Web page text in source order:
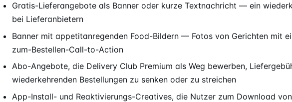
Gratis-Lieferangebote als Banner oder kurze Textnachricht — ein
bei Lieferanbietern
Banner mit appetitanregenden Food-Bildern — Fotos von Gerichten mit
zum-Bestellen-Call-to-Action
Abo-Angebote, die Delivery Club Premium als Weg bewerben,
wiederkehrenden Bestellungen zu senken oder zu streichen
App-Install- und Reaktivierungs-Creatives, die Nutzer zum Download